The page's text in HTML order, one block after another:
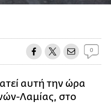
0
αυτή την ώρα
Λαμίας, στο